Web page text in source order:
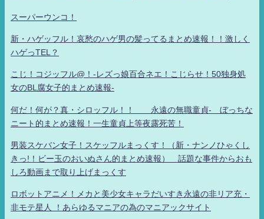
スーパーウンコ！
新・ハゲッフル！哀愁のハゲ男の髪ってるまとめ速報！！激しく
ハゲっTEL？
こじ！コジッフル@！-レズっ娘百合ネエ！こじらせ！50独身処
女のBL腐女子的まとめ速報-
何だ！何が？真・シロッフル！！ 永遠の無職童貞- ぼっちな
ニート的まとめ速報！一生童貞上等夜露死苦！
男装スケバン女子！スケッフルまっくす！（新・ナンノひゃくし
きっ!！ビー玉のおいぬさん的まとめ速報） 話題な事件からおも
しろ動画まで取り上げまっくす
ロボットアニメ！メカと美少女キャラだいすき永遠の非リア充・
非モテ星人 ！あらゆるマニアの為のマニアックサイト